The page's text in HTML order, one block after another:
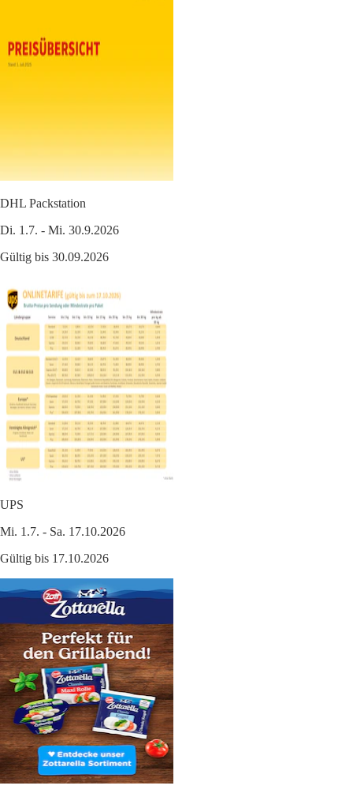
DHL Packstation
Di. 1.7. - Mi. 30.9.2026
Gültig bis 30.09.2026
UPS
Mi. 1.7. - Sa. 17.10.2026
Gültig bis 17.10.2026